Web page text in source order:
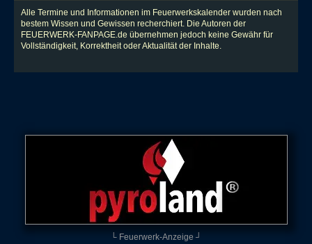
Alle Termine und Informationen im Feuerwerkskalender wurden nach
bestem Wissen und Gewissen recherchiert. Die Autoren der
FEUERWERK-FANPAGE.de übernehmen jedoch keine Gewähr für
Vollständigkeit, Korrektheit oder Aktualität der Inhalte.
└ Feuerwerk-Anzeige ┘